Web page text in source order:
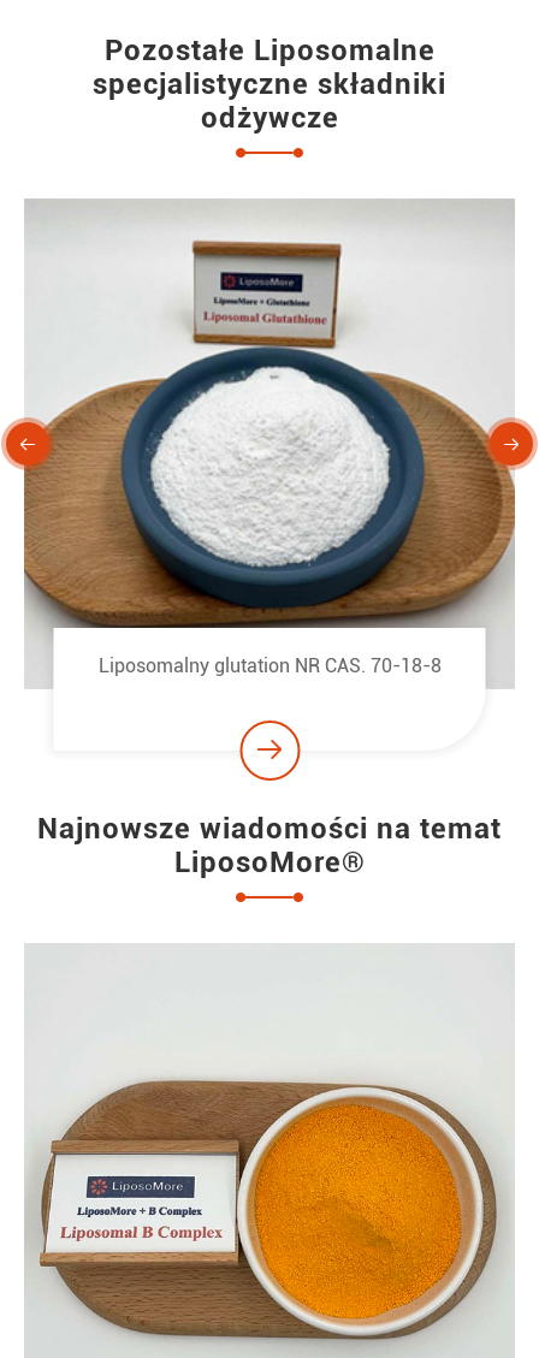
Pozostałe Liposomalne
specjalistyczne składniki
odżywcze
Liposomalna kwercetyna NR CAS. 117-39-5

 
Najnowsze wiadomości na temat
LiposoMore®